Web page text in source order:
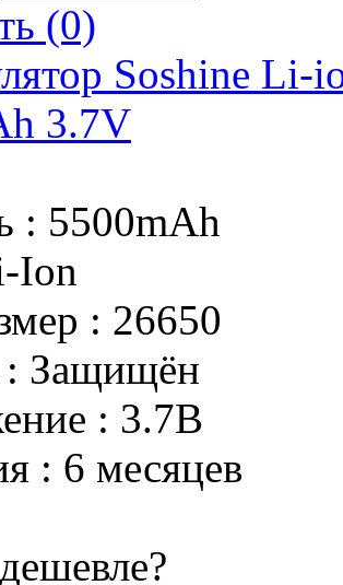
(0)
Soshine Li-
3.7V
: 5500mAh
Ion
: 26650
: Защищён
: 3.7В
: 6 месяцев